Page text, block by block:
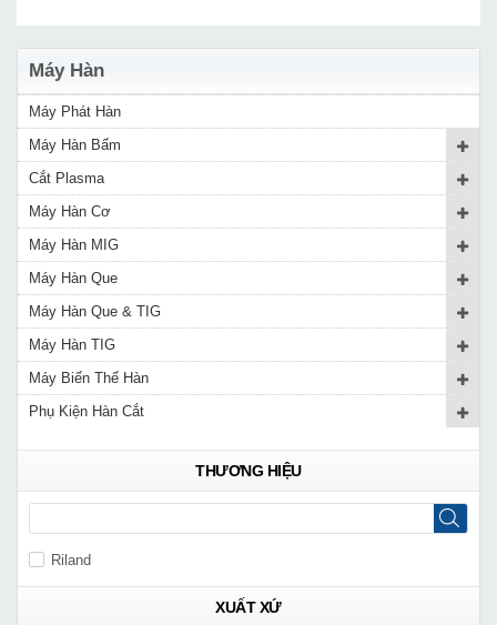
Máy Hàn
Máy Phát Hàn
Máy Hàn Bấm
Cắt Plasma
Máy Hàn Cơ
Máy Hàn MIG
Máy Hàn Que
Máy Hàn Que & TIG
Máy Hàn TIG
Máy Biến Thế Hàn
Phụ Kiện Hàn Cắt
THƯƠNG HIỆU
Riland
XUẤT XỨ